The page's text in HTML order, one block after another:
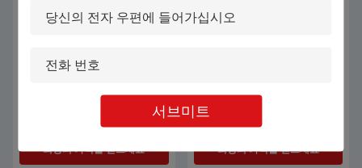
서브미트
벽 잉크젯 프린터 9600DPI 고해상
도 실내 및 외부 벽을 위한 벽 프린
최상의 가격을 얻으세요
두 개의 인쇄 헤드와 함께 벽 프린
터 머신
최상의 가격을 얻으세요